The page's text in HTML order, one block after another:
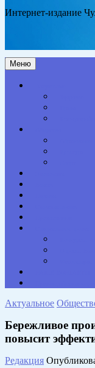
Интернет-издание
Меню
Актуальное
Бережливое
повысит
Редакция